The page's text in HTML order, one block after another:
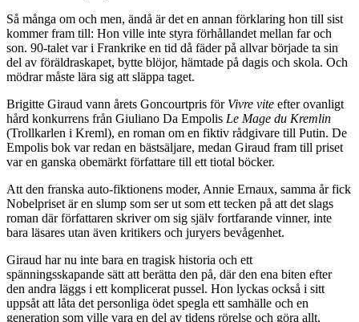
Så många om och men, ändå är det en annan förklaring hon till sist
kommer fram till: Hon ville inte styra förhållandet mellan far och
son. 90-talet var i Frankrike en tid då fäder på allvar började ta sin
del av föräldraskapet, bytte blöjor, hämtade på dagis och skola. Och
mödrar måste lära sig att släppa taget.
Brigitte Giraud vann årets Goncourtpris för Vivre vite efter ovanligt
hård konkurrens från Giuliano Da Empolis Le Mage du Kremlin
(Trollkarlen i Kreml), en roman om en fiktiv rådgivare till Putin. De
Empolis bok var redan en bästsäljare, medan Giraud fram till priset
var en ganska obemärkt författare till ett tiotal böcker.
Att den franska auto-fiktionens moder, Annie Ernaux, samma år fick
Nobelpriset är en slump som ser ut som ett tecken på att det slags
roman där författaren skriver om sig själv fortfarande vinner, inte
bara läsares utan även kritikers och juryers bevågenhet.
Giraud har nu inte bara en tragisk historia och ett
spänningsskapande sätt att berätta den på, där den ena biten efter
den andra läggs i ett komplicerat pussel. Hon lyckas också i sitt
uppsåt att låta det personliga ödet spegla ett samhälle och en
generation som ville vara en del av tidens rörelse och göra allt,